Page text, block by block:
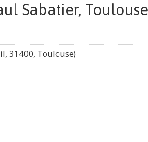
Sabatier, Toulouse
31400, Toulouse)